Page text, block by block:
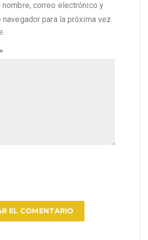
nombre, correo electrónico y
para la próxima vez
*